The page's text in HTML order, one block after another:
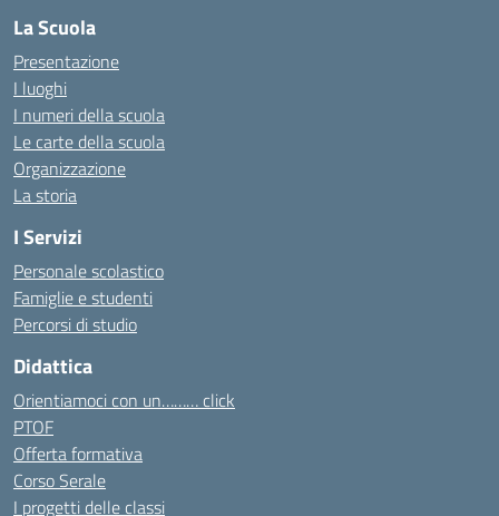
La Scuola
Presentazione
I luoghi
I numeri della scuola
Le carte della scuola
Organizzazione
La storia
I Servizi
Personale scolastico
Famiglie e studenti
Percorsi di studio
Didattica
Orientiamoci con un……… click
PTOF
Offerta formativa
Corso Serale
I progetti delle classi